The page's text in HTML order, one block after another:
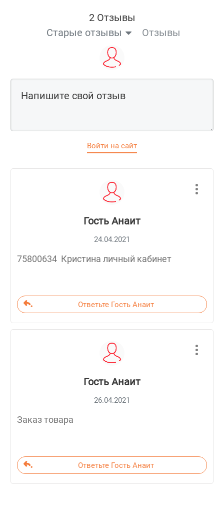
2 Отзывы
Старые отзывы
Отзывы
Войти на сайт
Гость Анаит
24.04.2021
75800634 Кристина личный кабинет
Ответьте Гость Анаит
Гость Анаит
26.04.2021
Заказ товара
Ответьте Гость Анаит